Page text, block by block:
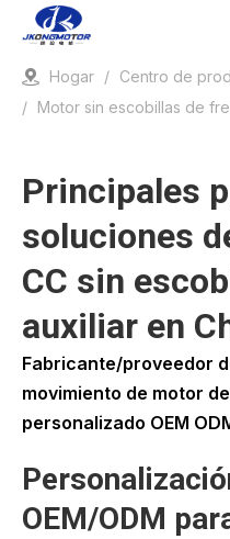
Hogar / Centro de
/ Motor sin escobillas de
Principales
soluciones
CC sin
auxiliar en
Fabricante/proveedor
movimiento de motor
personalizado OEM
OEM/ODM